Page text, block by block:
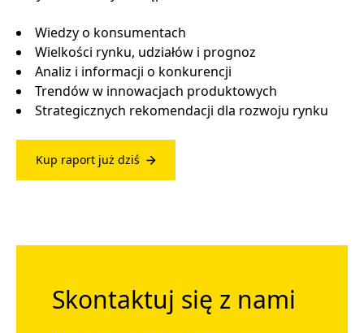
Wiedzy o konsumentach
Wielkości rynku, udziałów i prognoz
Analiz i informacji o konkurencji
Trendów w innowacjach produktowych
Strategicznych rekomendacji dla rozwoju rynku
Kup raport już dziś
Skontaktuj się z nami